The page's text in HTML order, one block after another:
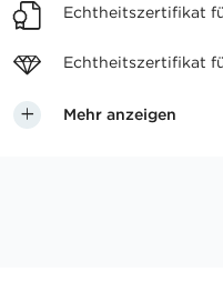
Echtheitszertifikat
Echtheitszertifikat
Mehr anzeigen